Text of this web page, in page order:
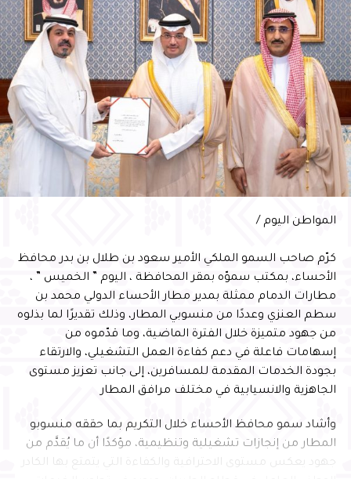
كتب أحمد المغلوث /
مساء أمس في الرياض تم تكريم حفيد شقيقي الراحل عبد
العزيز رحمه الله والذي يحمل نفس اسم جده ” عبد العزيز
عماد المغلوث ” من قبل شركة ” pearson ” المنظمة
للبرنامج البريطاني الدولي الذي يدرسه في مدارس البسام
مستوى الشرق الاوسط . وتم التكريم في حفل بفندق
هيلتون القصر بالرياض . الجدير بالذكر أن هذا العبد العزيز
موهوبا في مجال الرسم وسبق أن حصل على عدة جوائز
وتكريم من قبل جهات حكومية وخاصه وسبق شارك في
الرسم المباشر عندما كان طالبا صغيرا . الف الف مبروك .
ورحم الله جدك . واسعدتنا يا بو العز
UP
سمو محافظ الأحساء وكيل المحافظة يفتتح
التعريفي للجمعيات التعاونية بالأحساء
المواطن اليوم /
كرّم صاحب السمو الملكي الأمير سعود بن طلال بن بدر محافظ
الأحساء، بمكتب سموّه بمقر المحافظة ، اليوم ” الخميس ” ،
مطارات الدمام ممثلة بمدير مطار الأحساء الدولي محمد بن
سطم العنزي وعددًا من منسوبي المطار، وذلك تقديرًا لما بذلوه
من جهود متميزة خلال الفترة الماضية، وما قدّموه من
إسهامات فاعلة في دعم كفاءة العمل التشغيلي، والارتقاء
بجودة الخدمات المقدمة للمسافرين، إلى جانب تعزيز مستوى
الجاهزية والانسيابية في مختلف مرافق المطار
وأشاد سمو محافظ الأحساء خلال التكريم بما حققه منسوبو
المطار من إنجازات تشغيلية وتنظيمية، مؤكدًا أن ما يُقدَّم من
جهود يعكس مستوى الاحترافية والكفاءة التي يتمتع بها الكادر